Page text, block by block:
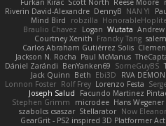
Furkan Kirac Scott North Reese Moore
Riverin David-Alexandre DennyB NAN YI
Mind Bird
robzilla
Braulio Chavez
Logan Wutata
Courtney Xenith Francky Tang
Carlos Abraham Gutiérrez Solis
Jackson N. Rocha Paul McManus
Dániel Zarándi BenYanken69 SomeGuyBS
Jack Quinn Beth Ebi3D RVA DEMON
Lonnon Foster Rolf Frey Lorenzo Festa
Joseph Salud
Facundo Martinez
Stephen Grimm
microdee Hans Wegener
szabolcs csaszar Stellarator Now Eleanor
GearGrit - PS2 inspired 3D Platformer